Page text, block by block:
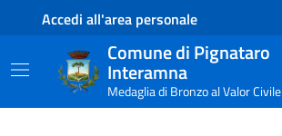
Contenuto principale
Piede di paginaAccedi all'area personale
Comune di Pignataro
Interamna
Medaglia di Bronzo al Valor Civile